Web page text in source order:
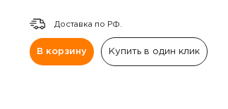
Доставка по РФ.
В корзину Купить в один клик